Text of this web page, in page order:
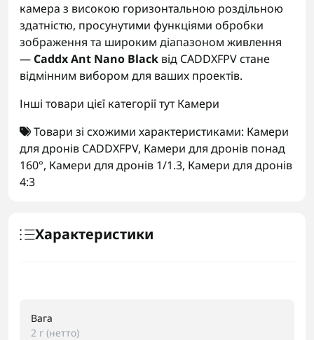
камера з високою горизонтальною роздільною
здатністю, просунутими функціями обробки
зображення та широким діапазоном живлення
— Caddx Ant Nano Black від CADDXFPV стане
відмінним вибором для ваших проектів.
Інші товари цієї категорії тутКамери
Товари зі схожими характеристиками: Камери
для дронів CADDXFPV, Камери для дронів понад
160°, Камери для дронів 1/1.3, Камери для дронів
4:3
Характеристики
Вага
2 г (нетто)